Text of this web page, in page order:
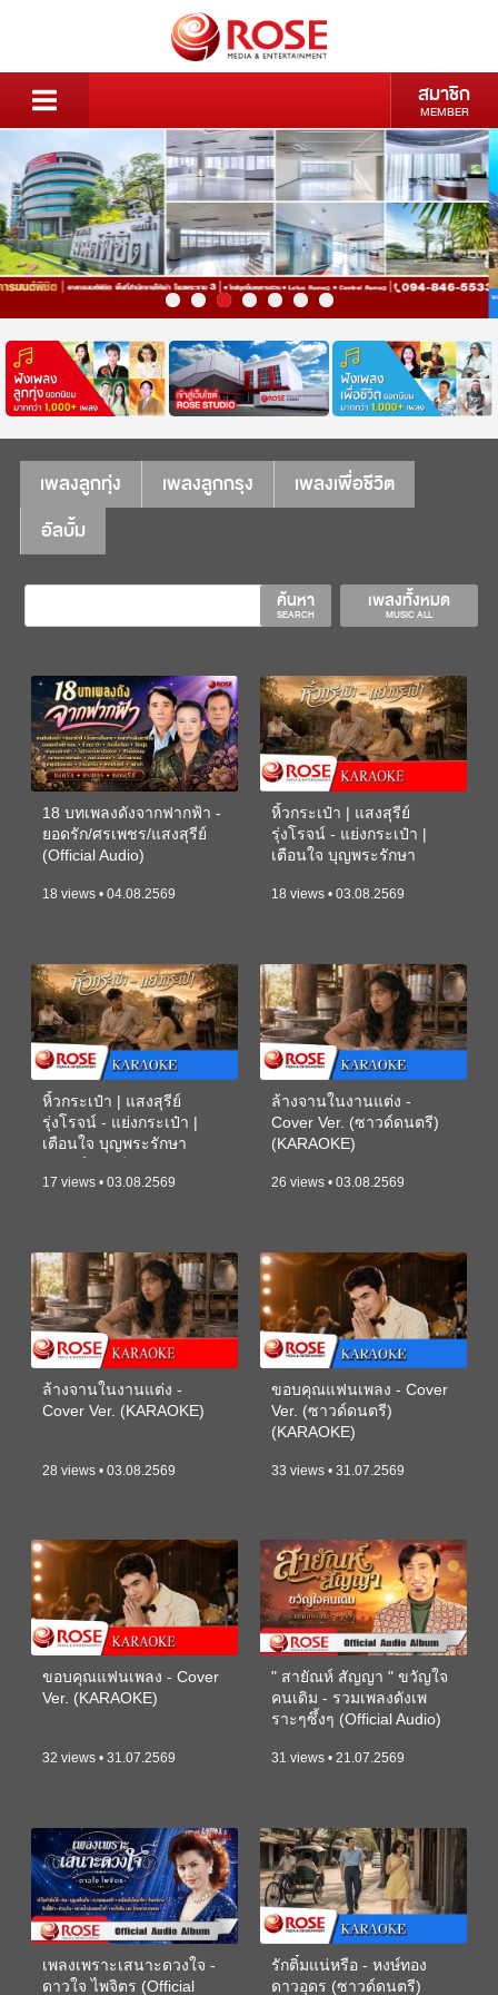
สมาชิก
MEMBER
เพลงลูกทุ่ง เพลงลูกกรุง
เพลงเพื่อชีวิต
อัลบั้ม
เพลงทั้งหมด
MUSIC ALL
ค้นหา
SEARCH
18 บทเพลงดังจากฟากฟ้า -
ยอดรัก/ศรเพชร/แสงสุรีย์
(Official Audio)
18 views • 04.08.2569
หิ้วกระเป๋า | แสงสุรีย์
รุ่งโรจน์ - แย่งกระเป๋า |
เตือนใจ บุญพระรักษา
18 views • 03.08.2569
หิ้วกระเป๋า | แสงสุรีย์
รุ่งโรจน์ - แย่งกระเป๋า |
เตือนใจ บุญพระรักษา
17 views • 03.08.2569
ล้างจานในงานแต่ง -
Cover Ver. (ซาวด์ดนตรี)
(KARAOKE)
26 views • 03.08.2569
ล้างจานในงานแต่ง -
Cover Ver. (KARAOKE)
28 views • 03.08.2569
ขอบคุณแฟนเพลง - Cover
Ver. (ซาวด์ดนตรี)
(KARAOKE)
33 views • 31.07.2569
ขอบคุณแฟนเพลง - Cover
Ver. (KARAOKE)
32 views • 31.07.2569
" สายัณห์ สัญญา " ขวัญใจ
คนเดิม - รวมเพลงดังเพ
ราะๆซึ้งๆ (Official Audio)
31 views • 21.07.2569
เพลงเพราะเสนาะดวงใจ -
ดาวใจ ไพจิตร (Official
รักติ๋มแน่หรือ - หงษ์ทอง
ดาวอุดร (ซาวด์ดนตรี)